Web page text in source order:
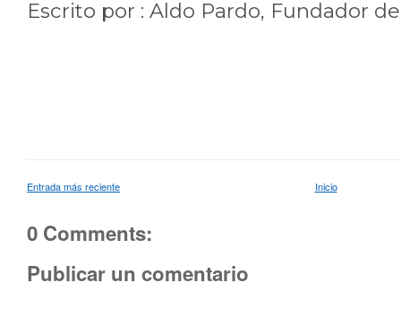
Escrito por : Aldo Pardo, Fundador
Entrada más reciente Inicio
0 Comments:
Publicar un comentario